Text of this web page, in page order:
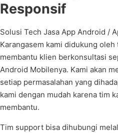
Responsif
Solusi Tech Jasa App Android /
Karangasem kami didukung
membantu klien berkonsultasi
Android Mobilenya. Kami akan
setiap permasalahan yang
kami dengan mudah karena tim
membantu.
Tim support bisa dihubungi